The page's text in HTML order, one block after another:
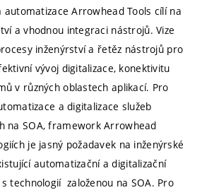
automatizace Arrowhead Tools cílí na
a vhodnou integraci nástrojů. Vize
inženýrství a řetěz nástrojů pro
vývoj digitalizace, konektivitu
v různých oblastech aplikací. Pro
a digitalizace služeb
na SOA, framework Arrowhead
je jasný požadavek na inženýrské
automatizační a digitalizační
technologií založenou na SOA. Pro